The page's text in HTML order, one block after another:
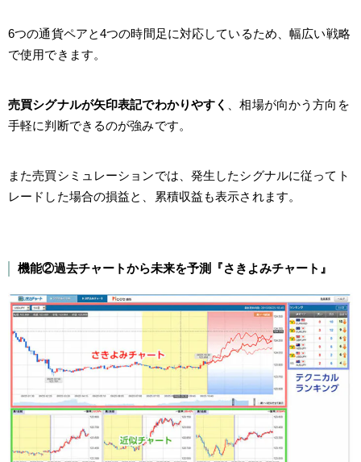
6つの通貨ペアと4つの時間足に対応しているため、幅広い戦略
で使用できます。
売買シグナルが矢印表記でわかりやすく
、相場が向かう方向を
手軽に判断できるのが強みです。
また売買シミュレーションでは、発生したシグナルに従ってト
レードした場合の損益と、累積収益も表示されます。
機能②過去チャートから未来を予測『さきよみチャート』